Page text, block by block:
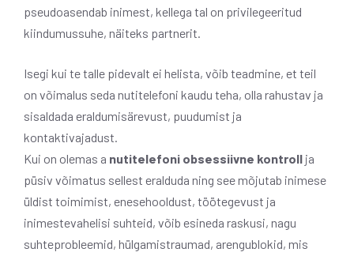
pseudoasendab inimest, kellega tal on privilegeeritud
kiindumussuhe, näiteks partnerit.
Isegi kui te talle pidevalt ei helista, võib teadmine, et teil
on võimalus seda nutitelefoni kaudu teha, olla rahustav ja
sisaldada eraldumisärevust, puudumist ja
kontaktivajadust.
Kui on olemas a nutitelefoni obsessiivne kontroll ja
püsiv võimatus sellest eralduda ning see mõjutab inimese
üldist toimimist, enesehooldust, töötegevust ja
inimestevahelisi suhteid, võib esineda raskusi, nagu
suhteprobleemid, hülgamistraumad, arengublokid, mis